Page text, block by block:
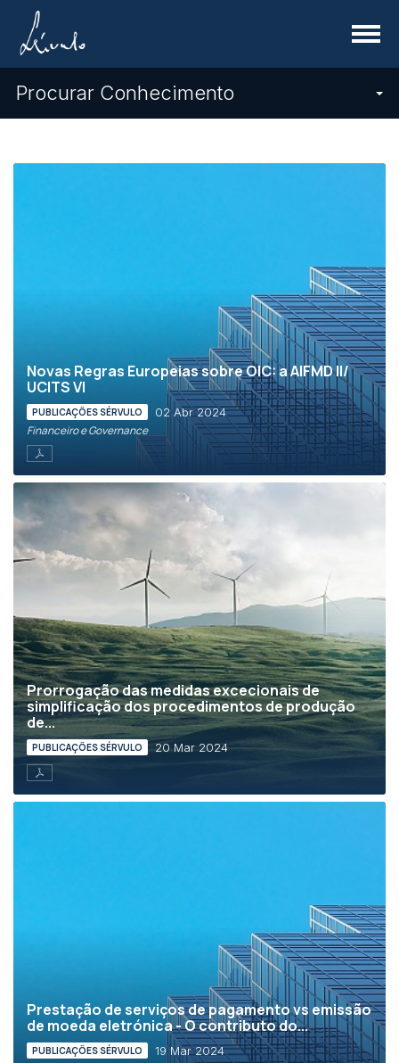
Menu
Procurar Conhecimento
Novas Regras Europeias sobre OIC: a AIFMD II/
UCITS VI
PUBLICAÇÕES SÉRVULO 02 Abr 2024
Financeiro e Governance
Prorrogação das medidas excecionais de
simplificação dos procedimentos de produção
de...
PUBLICAÇÕES SÉRVULO 20 Mar 2024
Prestação de serviços de pagamento vs emissão
de moeda eletrónica - O contributo do...
PUBLICAÇÕES SÉRVULO 19 Mar 2024